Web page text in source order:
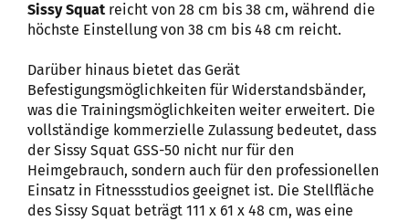
Sissy Squat reicht von 28 cm bis 38 cm, während die
höchste Einstellung von 38 cm bis 48 cm reicht.
Darüber hinaus bietet das Gerät
Befestigungsmöglichkeiten für Widerstandsbänder,
was die Trainingsmöglichkeiten weiter erweitert. Die
vollständige kommerzielle Zulassung bedeutet, dass
der Sissy Squat GSS-50 nicht nur für den
Heimgebrauch, sondern auch für den professionellen
Einsatz in Fitnessstudios geeignet ist. Die Stellfläche
des Sissy Squat beträgt 111 x 61 x 48 cm, was eine